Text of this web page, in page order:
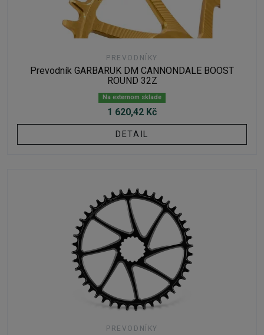
PREVODNÍKY
Prevodník GARBARUK DM CANNONDALE BOOST
ROUND 32Z
Na externom sklade
1 620,42 Kč
DETAIL
PREVODNÍKY